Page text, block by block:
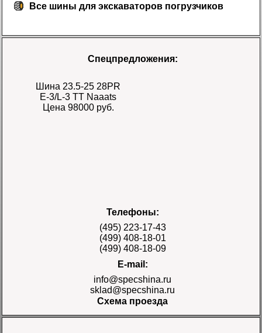
Все шины для экскаваторов погрузчиков
Спецпредложения:
Шина 23.5-25 28PR
E-3/L-3 TT Naaats
Цена 98000 руб.
E-3/L-3 TT Naaats
Цена 48000 руб.
Телефоны:
(495) 223-17-43
(499) 408-18-01
(499) 408-18-09
E-mail:
info@specshina.ru
sklad@specshina.ru
Схема проезда